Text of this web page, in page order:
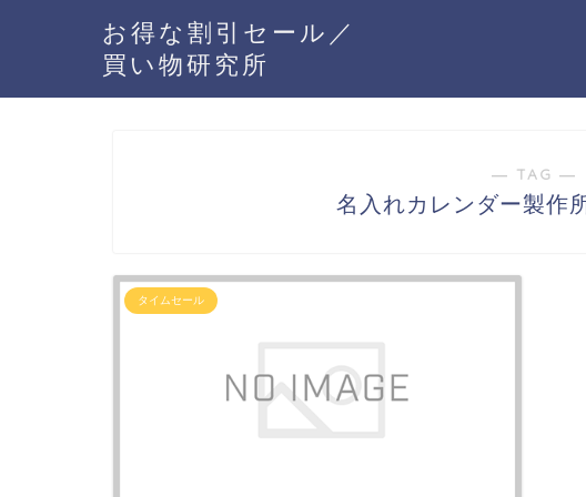
お得な割引セール／
買い物研究所
― TAG ―
名入れカレンダー製作
タイムセール